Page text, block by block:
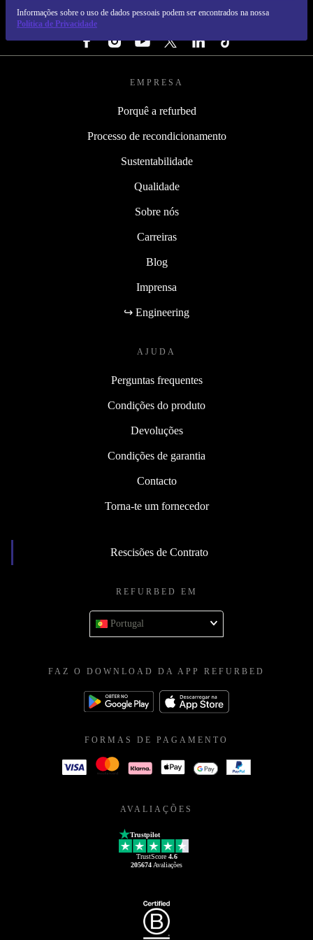
Informações sobre o uso de dados pessoais podem ser encontrados na nossa
Política de Privacidade
SEGUE-NOS
EMPRESA
Porquê a refurbed
Processo de recondicionamento
Sustentabilidade
Qualidade
Sobre nós
Carreiras
Blog
Imprensa
↪ Engineering
AJUDA
Perguntas frequentes
Condições do produto
Devoluções
Condições de garantia
Contacto
Torna-te um fornecedor
Rescisões de Contrato
REFURBED EM
Portugal
FAZ O DOWNLOAD DA APP REFURBED
FORMAS DE PAGAMENTO
AVALIAÇÕES
Trustpilot
TrustScore 4.6
205674 Avaliações